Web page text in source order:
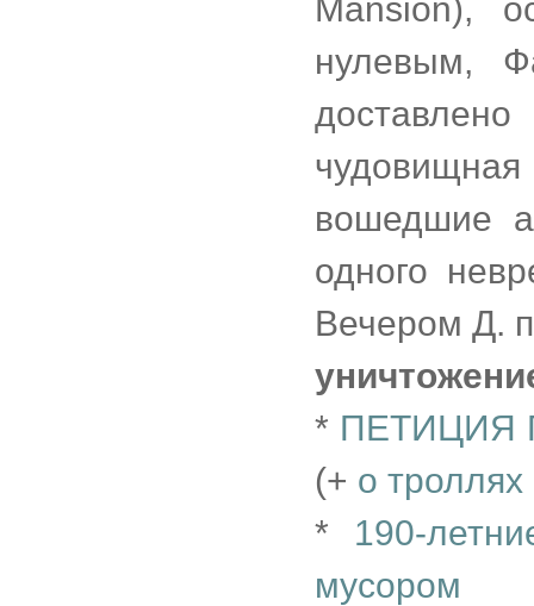
Mansion),
нулевым,
вошедшие
одного
Вечером Д.
* ПЕТИЦИЯ
(+ о
* 190-
мусором